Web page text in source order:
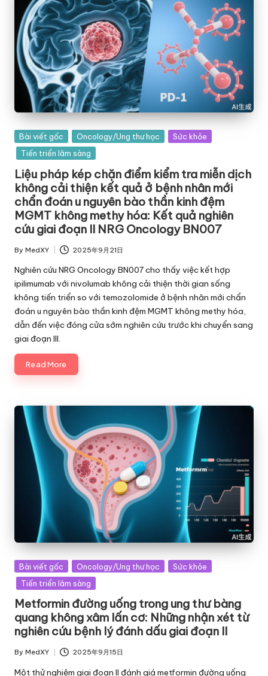
Posted
in
Bài viết gốc Oncology/Ung thư học
Sức khỏe
Tiến triển lâm sàng
Liệu pháp kép chặn điểm kiểm tra miễn dịch
không cải thiện kết quả ở bệnh nhân mới
chẩn đoán u nguyên bào thần kinh đệm
MGMT không methy hóa: Kết quả nghiên
cứu giai đoạn II NRG Oncology BN007
Posted
by
By MedXY 2025年9月21日
Nghiên cứu NRG Oncology BN007 cho thấy việc kết hợp
ipilimumab với nivolumab không cải thiện thời gian sống
không tiến triển so với temozolomide ở bệnh nhân mới chẩn
đoán u nguyên bào thần kinh đệm MGMT không methy hóa,
dẫn đến việc đóng cửa sớm nghiên cứu trước khi chuyển sang
giai đoạn III.
Read More
Posted
in
Bài viết gốc Oncology/Ung thư học
Sức khỏe
Tiến triển lâm sàng
Metformin đường uống trong ung thư bàng
quang không xâm lấn cơ: Những nhận xét từ
nghiên cứu bệnh lý đánh dấu giai đoạn II
Posted
by
By MedXY 2025年9月15日
Một thử nghiệm giai đoạn II đánh giá metformin đường uống